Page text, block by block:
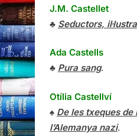
J.M. Castellet
♣ Seductors,
Ada Castells
♣ Pura sang.
Otília Castellví
♠ De les txeques de
l’Alemanya nazi.